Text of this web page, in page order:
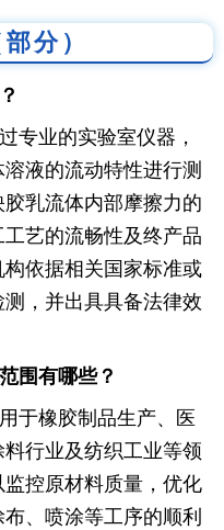
分）
专业的实验室仪器，
液的流动特性进行测
乳流体内部摩擦力的
艺的流畅性及终产品
依据相关国家标准或
，并出具具备法律效
围有哪些？
于橡胶制品生产、医
行业及纺织工业等领
控原材料质量，优化
、喷涂等工序的顺利